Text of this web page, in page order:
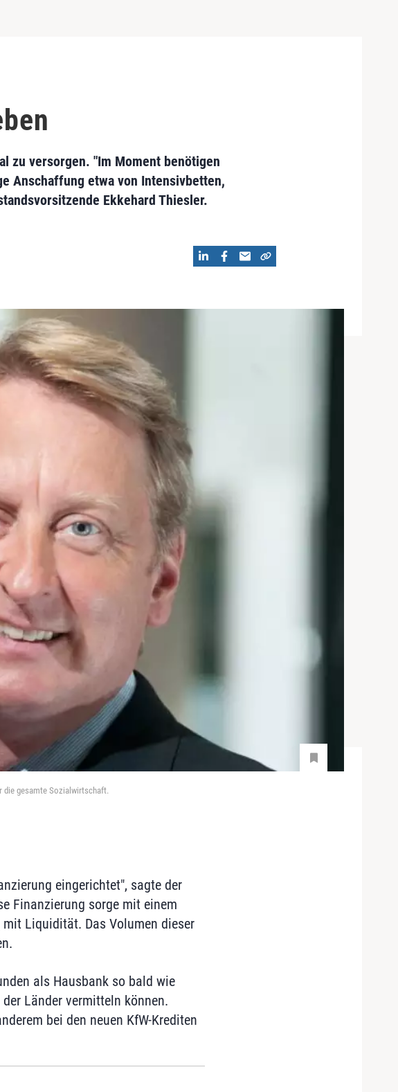
zu versorgen. "Im Moment benötigen
Anschaffung etwa von Intensivbetten,
Ekkehard Thiesler.
die gesamte Sozialwirtschaft.
eingerichtet", sagte der
Finanzierung sorge mit einem
Liquidität. Das Volumen dieser
als Hausbank so bald wie
Länder vermitteln können.
bei den neuen KfW-Krediten